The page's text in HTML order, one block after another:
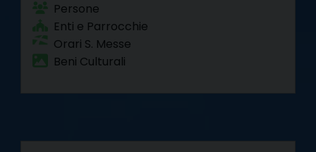
Persone
Enti e Parrocchie
Orari S. Messe
Beni Culturali